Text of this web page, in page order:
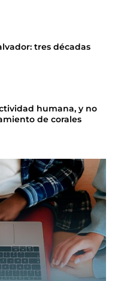
tres décadas
humana, y no
de corales